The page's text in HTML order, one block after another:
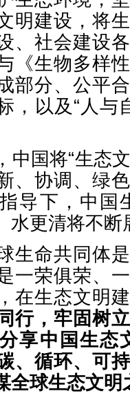
明建设，将
、社会建设
《生物多样
部分、公平
，以及“人与
国将“生态文
、协调、绿
导下，中国
水更清将不断
命共同体是
一荣俱荣、
在生态文明
行，牢固树
享中国生态
、循环、可
全球生态文明